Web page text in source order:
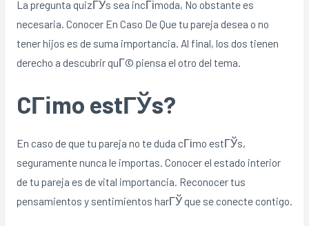
La pregunta quizГЎs sea incГіmoda, No obstante es
necesaria. Conocer En Caso De Que tu pareja desea o no
tener hijos es de suma importancia. Al final, los dos tienen
derecho a descubrir quГ© piensa el otro del tema.
CГіmo estГЎs?
En caso de que tu pareja no te duda cГіmo estГЎs,
seguramente nunca le importas. Conocer el estado interior
de tu pareja es de vital importancia. Reconocer tus
pensamientos y sentimientos harГЎ que se conecte contigo.